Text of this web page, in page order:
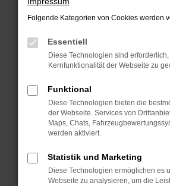
Suchmaschine?
Manche Erweiterungen, wie
können das Laden bestimmter
verhindern. Funktioniert die
Fenster?
Starte dein Gerät neu.
Das kann manchmal helfen,
Probleme zu beheben.
Stelle sicher, dass dein
Betriebssystem auf dem
sind.
Folgende Kategorien von Cookies werden
Essentiell
Diese Technologien sind
Kernfunktionalität der Webseite zu
Funktional
Diese Technologien bieten die
der Webseite. Services von
Maps, Chats,
werden aktiviert.
Statistik und Marketing
Diese Technologien ermöglichen es
Webseite zu analysieren, um die